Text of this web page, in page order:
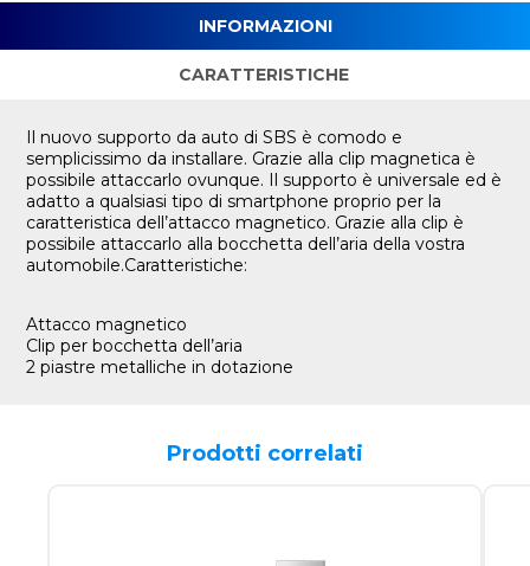
INFORMAZIONI
CARATTERISTICHE
Il nuovo supporto da auto di SBS è comodo e
semplicissimo da installare. Grazie alla clip magnetica è
possibile attaccarlo ovunque. Il supporto è universale ed è
adatto a qualsiasi tipo di smartphone proprio per la
caratteristica dell’attacco magnetico. Grazie alla clip è
possibile attaccarlo alla bocchetta dell’aria della vostra
automobile.Caratteristiche:
Attacco magnetico
Clip per bocchetta dell’aria
2 piastre metalliche in dotazione
Prodotti correlati